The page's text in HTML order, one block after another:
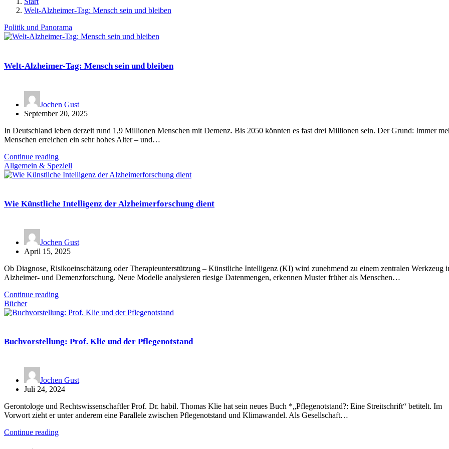
Welt-Alzheimer-Tag: Mensch sein und bleiben
Politik und Panorama
Welt-Alzheimer-Tag: Mensch sein und bleiben
Jochen Gust
September 20, 2025
In Deutschland leben derzeit rund 1,9 Millionen Menschen mit Demenz. Bis 2050 könnten es fast drei Millionen sein. Der Grund: Immer
Menschen erreichen ein sehr hohes Alter – und…
Continue reading
Allgemein & Speziell
Wie Künstliche Intelligenz der Alzheimerforschung dient
Jochen Gust
April 15, 2025
Ob Diagnose, Risikoeinschätzung oder Therapieunterstützung – Künstliche Intelligenz (KI) wird zunehmend zu einem zentralen Werkzeug
Alzheimer- und Demenzforschung. Neue Modelle analysieren riesige Datenmengen, erkennen Muster früher als Menschen…
Continue reading
Bücher
Buchvorstellung: Prof. Klie und der Pflegenotstand
Jochen Gust
Juli 24, 2024
Gerontologe und Rechtswissenschaftler Prof. Dr. habil. Thomas Klie hat sein neues Buch *„Pflegenotstand?: Eine Streitschrift“ betitelt. Im
Vorwort zieht er unter anderem eine Parallele zwischen Pflegenotstand und Klimawandel. Als Gesellschaft…
Continue reading